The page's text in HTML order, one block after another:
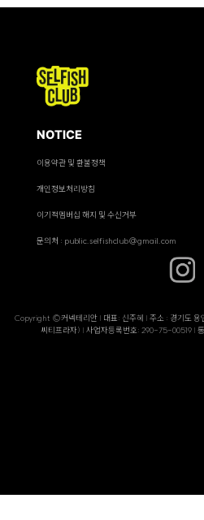
NOTICE
이용약관 및 환불정책
개인정보처리방침
이기적멤버십 해지 및 수신거부
문의처 : public.selfishclub@gmail.com
Copyright ©커넥테리안 | 대표: 신주혜 | 주소 : 경기도 용
씨티프라자) | 사업자등록번호: 290-75-00519 |